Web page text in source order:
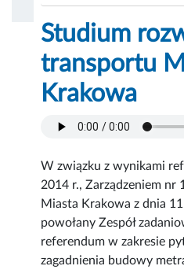
Studium
transportu
Krakowa
W związku z wynikami
2014 r., Zarządzeniem nr
Miasta Krakowa z dnia
powołany Zespół
referendum w zakresie
zagadnienia budowy